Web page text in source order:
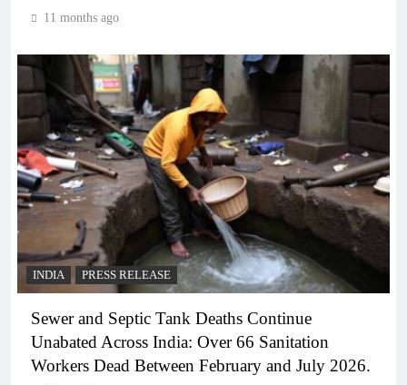
11 months ago
INDIA PRESS RELEASE
Sewer and Septic Tank Deaths Continue
Unabated Across India: Over 66 Sanitation
Workers Dead Between February and July 2026.